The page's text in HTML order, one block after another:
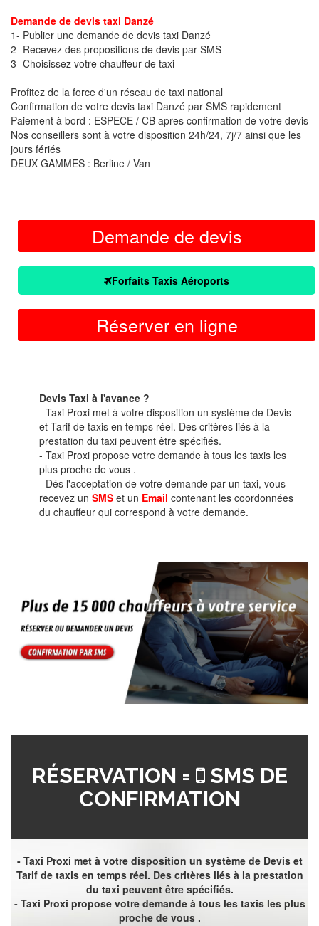
Demande de devis taxi Danzé
1- Publier une demande de devis taxi Danzé
2- Recevez des propositions de devis par SMS
3- Choisissez votre chauffeur de taxi
Profitez de la force d'un réseau de taxi national
Confirmation de votre devis taxi Danzé par SMS rapidement
Paiement à bord : ESPECE / CB apres confirmation de votre devis
Nos conseillers sont à votre disposition 24h/24, 7j/7 ainsi que les
jours fériés
DEUX GAMMES : Berline / Van
Demande de devis
Forfaits Taxis Aéroports
Réserver en ligne
Devis Taxi à l'avance ?
- Taxi Proxi met à votre disposition un système de Devis
et Tarif de taxis en temps réel. Des critères liés à la
prestation du taxi peuvent être spécifiés.
- Taxi Proxi propose votre demande à tous les taxis les
plus proche de vous .
- Dés l'acceptation de votre demande par un taxi, vous
recevez un SMS et un Email contenant les coordonnées
du chauffeur qui correspond à votre demande.
RÉSERVATION =
SMS DE
CONFIRMATION
- Taxi Proxi met à votre disposition un système de Devis et
Tarif de taxis en temps réel. Des critères liés à la prestation
du taxi peuvent être spécifiés.
- Taxi Proxi propose votre demande à tous les taxis les plus
proche de vous .